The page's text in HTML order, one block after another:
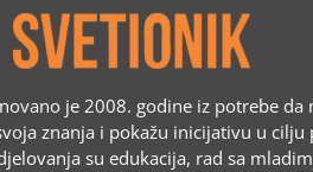
je 2008. godine iz potrebe
znanja i pokažu inicijativu u cilju
su edukacija, rad sa